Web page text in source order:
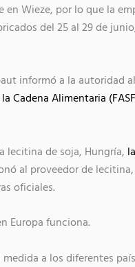
Wieze, por lo que la
del 25 al 29 de
informó a la autoridad
Cadena Alimentaria
lecitina de soja, Hungría,
al proveedor de
oficiales.
Europa funciona.
a los diferentes